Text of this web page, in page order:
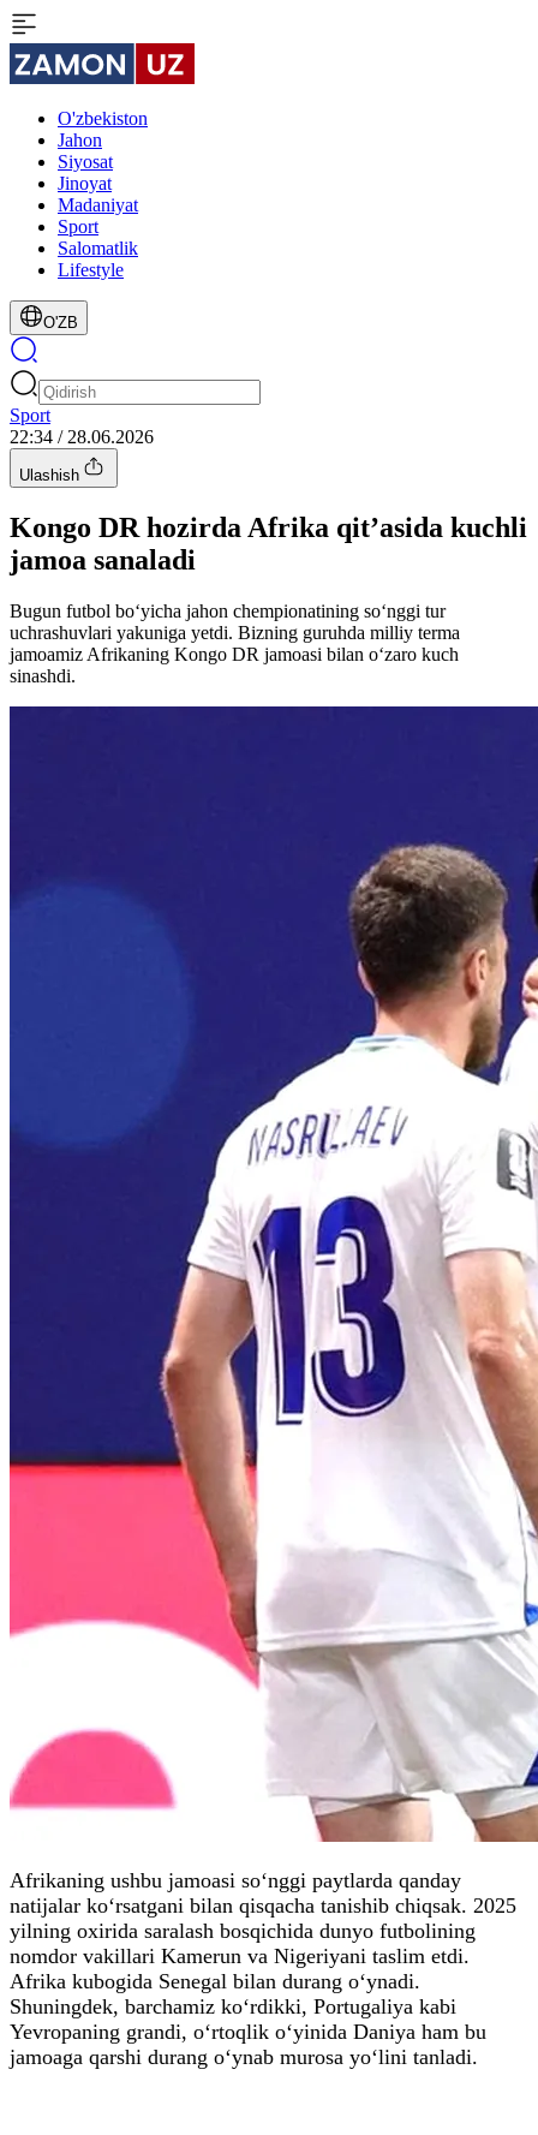
O'zbekiston
Jahon
Siyosat
Jinoyat
Madaniyat
Sport
Salomatlik
Lifestyle
O'ZB
Sport
22:34 / 28.06.2026
Ulashish
Kongo DR hozirda Afrika qit’asida kuchli
jamoa sanaladi
Bugun futbol bo‘yicha jahon chempionatining so‘nggi tur
uchrashuvlari yakuniga yetdi. Bizning guruhda milliy terma
jamoamiz Afrikaning Kongo DR jamoasi bilan o‘zaro kuch
sinashdi.
Afrikaning ushbu jamoasi so‘nggi paytlarda qanday
natijalar ko‘rsatgani bilan qisqacha tanishib chiqsak. 2025
yilning oxirida saralash bosqichida dunyo futbolining
nomdor vakillari Kamerun va Nigeriyani taslim etdi.
Afrika kubogida Senegal bilan durang o‘ynadi.
Shuningdek, barchamiz ko‘rdikki, Portugaliya kabi
Yevropaning grandi, o‘rtoqlik o‘yinida Daniya ham bu
jamoaga qarshi durang o‘ynab murosa yo‘lini tanladi.